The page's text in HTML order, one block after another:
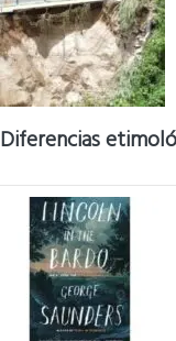
Diferencias